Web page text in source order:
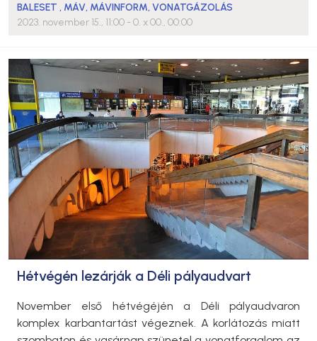
BALESET , MÁV, MÁVINFORM,VONATGÁZOLÁS
2023. november 15., 11:00 - 0. x 00., 00:00
Hétvégén lezárják a Déli pályaudvart
November első hétvégéjén a Déli pályaudvaron
komplex karbantartást végeznek. A korlátozás miatt